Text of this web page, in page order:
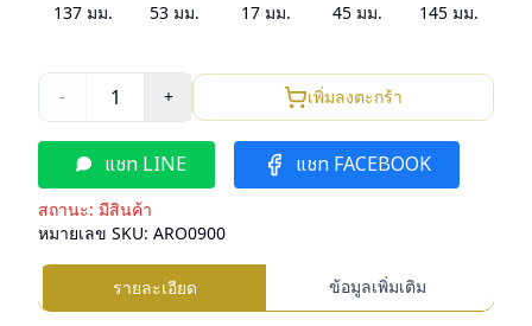
137 มม. 53 มม. 17มม. 45มม. 145มม.
- 1 + เพิ่มลงตะกร้า
แชท LINE แชท FACEBOOK
สถานะ: มีสินค้า
หมายเลข SKU: ARO0900
รายละเอียด ข้อมูลเพิ่มเติม